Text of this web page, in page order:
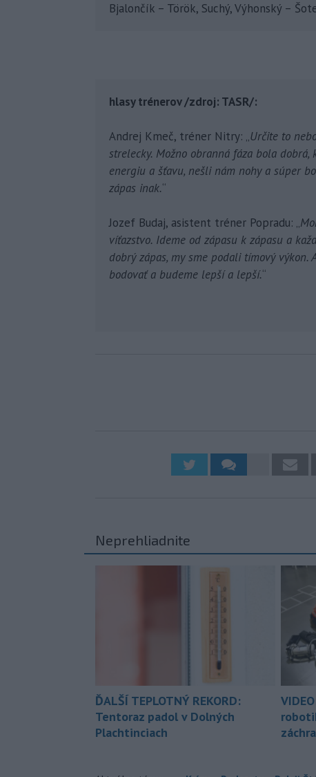
Bjalončík – Török, Suchý, Výhonský –
hlasy trénerov /zdroj: TASR/:
Andrej Kmeč, tréner Nitry: „Určite to
strelecky. Možno obranná fáza bola
energiu a šťavu, nešli nám nohy a súper
zápas inak.“
Jozef Budaj, asistent tréner Popradu: „
víťazstvo. Ideme od zápasu k zápasu a
dobrý zápas, my sme podali tímový
bodovať a budeme lepší a lepší.“
Neprehliadnite
ĎALŠÍ TEPLOTNÝ REKORD:
Tentoraz padol v Dolných
Plachtinciach